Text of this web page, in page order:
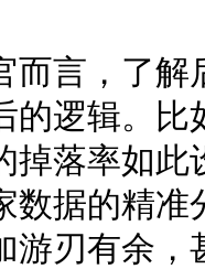
言，了解
的逻辑。
掉落率如
数据的精
游刃有余